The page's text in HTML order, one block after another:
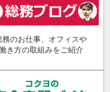
務のお仕事、オフィスや
き方の取組みをご紹介